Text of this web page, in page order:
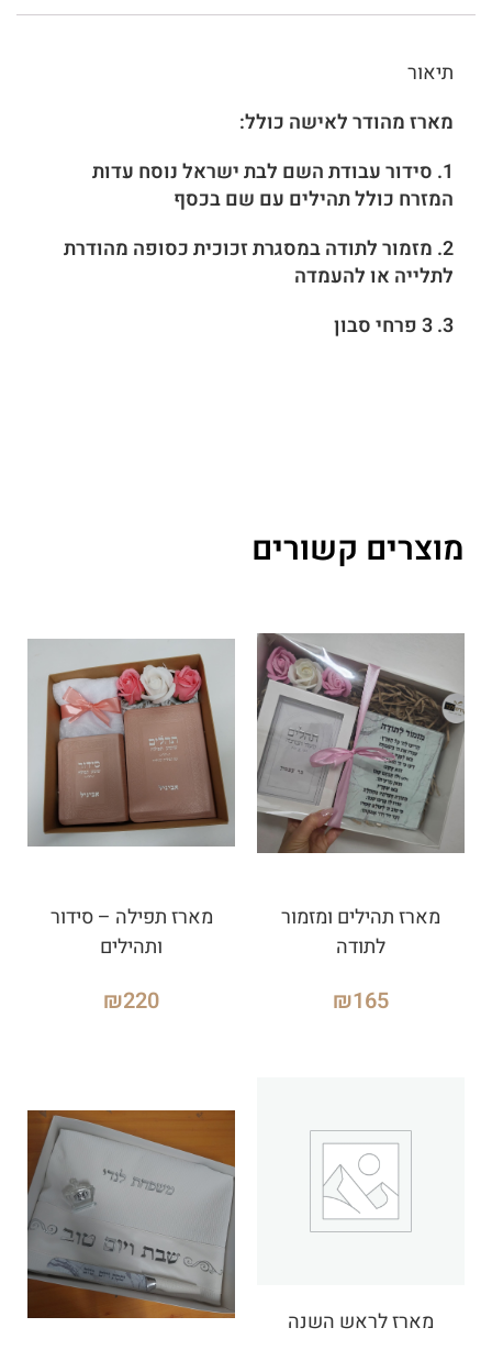
תיאור
מארז מהודר לאישה כולל:
1. סידור עבודת השם לבת ישראל נוסח עדות
המזרח כולל תהילים עם שם בכסף
2. מזמור לתודה במסגרת זכוכית כסופה מהודרת
לתלייה או להעמדה
3. 3 פרחי סבון
מוצרים קשורים
מארז תהילים ומזמור
לתודה
₪165
מארז תפילה – סידור
ותהילים
₪220
מארז לראש השנה